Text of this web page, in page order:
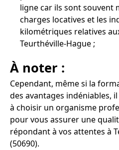
ligne car ils sont souvent
charges locatives et les
kilométriques relatives
Teurthéville-Hague ;
À noter :
Cependant, même si la
des avantages indéniables,
à choisir un organisme
pour vous assurer une
répondant à vos attentes à
(50690).